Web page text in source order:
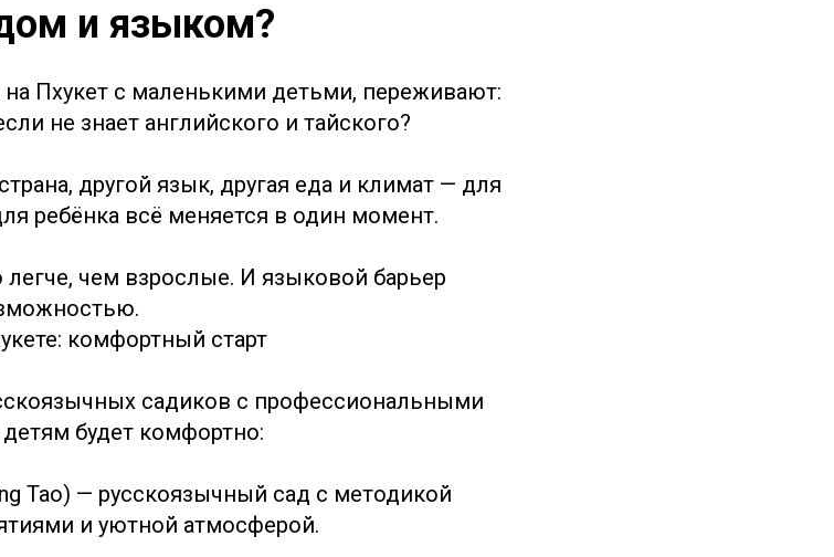
и языком?
Пхукет с маленькими детьми, переживают:
не знает английского и тайского?
другой язык, другая еда и климат — для
ребёнка всё меняется в один момент.
чем взрослые. И языковой барьер
комфортный старт
садиков с профессиональными
будет комфортно:
Tao) — русскоязычный сад с методикой
и уютной атмосферой.